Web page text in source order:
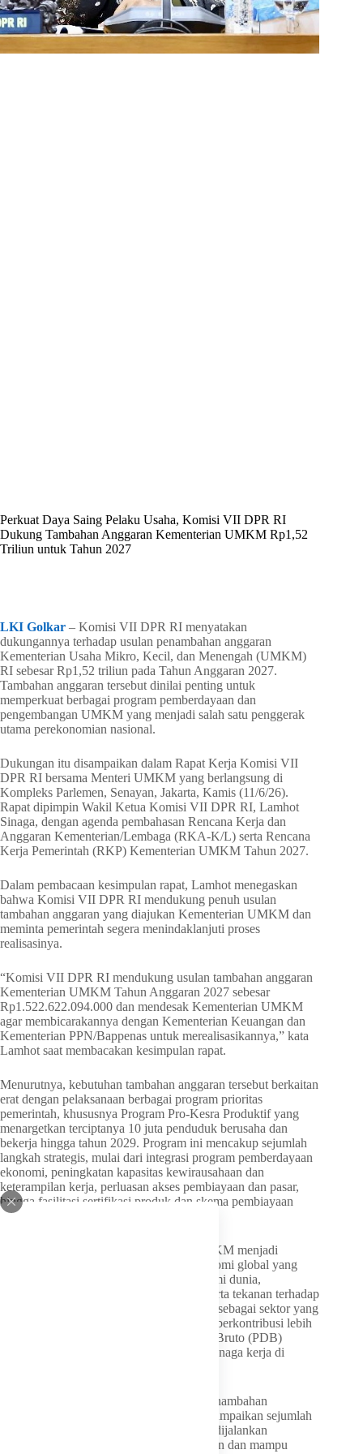
Perkuat Daya Saing Pelaku Usaha, Komisi VII DPR RI
Dukung Tambahan Anggaran Kementerian UMKM Rp1,52
Triliun untuk Tahun 2027
LKI Golkar – Komisi VII DPR RI menyatakan
dukungannya terhadap usulan penambahan anggaran
Kementerian Usaha Mikro, Kecil, dan Menengah (UMKM)
RI sebesar Rp1,52 triliun pada Tahun Anggaran 2027.
Tambahan anggaran tersebut dinilai penting untuk
memperkuat berbagai program pemberdayaan dan
pengembangan UMKM yang menjadi salah satu penggerak
utama perekonomian nasional.
Dukungan itu disampaikan dalam Rapat Kerja Komisi VII
DPR RI bersama Menteri UMKM yang berlangsung di
Kompleks Parlemen, Senayan, Jakarta, Kamis (11/6/26).
Rapat dipimpin Wakil Ketua Komisi VII DPR RI, Lamhot
Sinaga, dengan agenda pembahasan Rencana Kerja dan
Anggaran Kementerian/Lembaga (RKA-K/L) serta Rencana
Kerja Pemerintah (RKP) Kementerian UMKM Tahun 2027.
Dalam pembacaan kesimpulan rapat, Lamhot menegaskan
bahwa Komisi VII DPR RI mendukung penuh usulan
tambahan anggaran yang diajukan Kementerian UMKM dan
meminta pemerintah segera menindaklanjuti proses
realisasinya.
“Komisi VII DPR RI mendukung usulan tambahan anggaran
Kementerian UMKM Tahun Anggaran 2027 sebesar
Rp1.522.622.094.000 dan mendesak Kementerian UMKM
agar membicarakannya dengan Kementerian Keuangan dan
Kementerian PPN/Bappenas untuk merealisasikannya,” kata
Lamhot saat membacakan kesimpulan rapat.
Menurutnya, kebutuhan tambahan anggaran tersebut berkaitan
erat dengan pelaksanaan berbagai program prioritas
pemerintah, khususnya Program Pro-Kesra Produktif yang
menargetkan terciptanya 10 juta penduduk berusaha dan
bekerja hingga tahun 2029. Program ini mencakup sejumlah
langkah strategis, mulai dari integrasi program pemberdayaan
ekonomi, peningkatan kapasitas kewirausahaan dan
keterampilan kerja, perluasan akses pembiayaan dan pasar,
hingga fasilitasi sertifikasi produk dan skema pembiayaan
inovatif.
Komisi VII menilai penguatan sektor UMKM menjadi
semakin penting di tengah tantangan ekonomi global yang
masih berlangsung. Ketidakpastian ekonomi dunia,
perlambatan perdagangan internasional, serta tekanan terhadap
daya beli masyarakat menjadikan UMKM sebagai sektor yang
perlu terus diperkuat. Selama ini, UMKM berkontribusi lebih
dari 60 persen terhadap Produk Domestik Bruto (PDB)
nasional dan menyerap sekitar 97 persen tenaga kerja di
Selain memberikan dukungan terhadap penambahan
anggaran, Komisi VII DPR RI juga menyampaikan sejumlah
rekomendasi agar program-program yang dijalankan
Kementerian UMKM semakin tepat sasaran dan mampu